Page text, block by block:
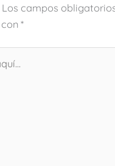
Los campos
*